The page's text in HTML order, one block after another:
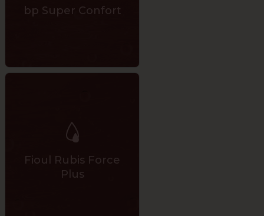
bp Super Confort
Fioul Rubis Force
Plus